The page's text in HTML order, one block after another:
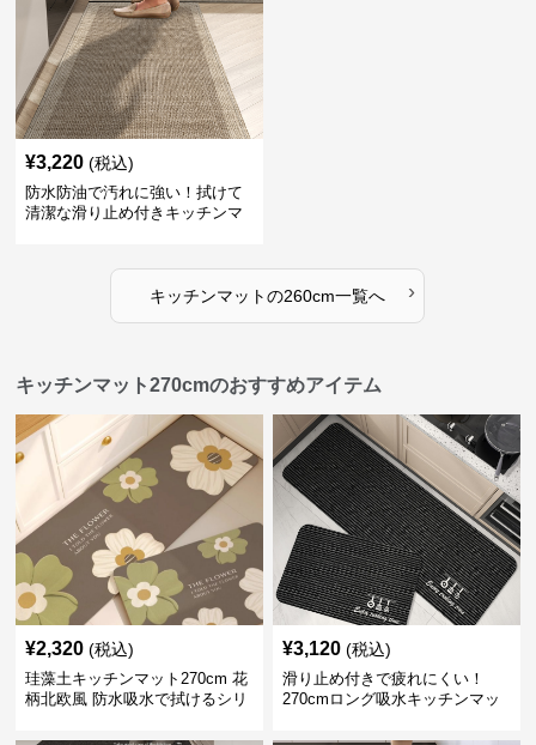
¥3,220 (税込)
防水防油で汚れに強い！拭けて
清潔な滑り止め付きキッチンマ
キッチンマットの260cm一覧へ ›
キッチンマット270cmのおすすめアイテム
¥2,320 (税込)
珪藻土キッチンマット270cm 花
柄北欧風 防水吸水で拭けるシリ
¥3,120 (税込)
滑り止め付きで疲れにくい！
270cmロング吸水キッチンマッ